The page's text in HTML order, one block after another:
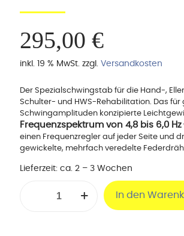
295,00 €
inkl. 19 % MwSt. zzgl. Versandkosten
Der Spezialschwingstab für die Hand-,
Schulter- und HWS-Rehabilitation. Das für
Schwingamplituden konzipierte
Frequenzspektrum von 4,8 bis 6,0 Hz
einen Frequenzregler auf jeder Seite und
gewickelte, mehrfach veredelte
Lieferzeit: ca. 2 – 3 Wochen
PROPRIOMED
In den